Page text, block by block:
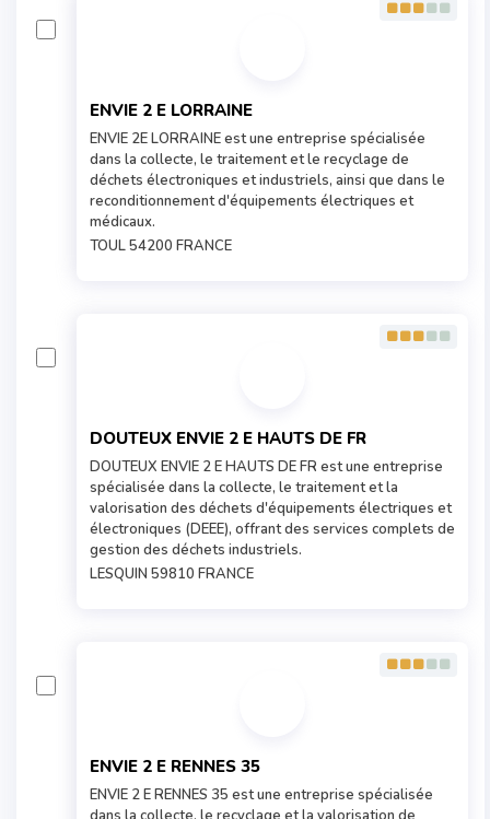
ENVIE 2 E LORRAINE
ENVIE 2E LORRAINE est une entreprise spécialisée
dans la collecte, le traitement et le recyclage de
déchets électroniques et industriels, ainsi que dans le
reconditionnement d'équipements électriques et
médicaux.
TOUL 54200 FRANCE
DOUTEUX ENVIE 2 E HAUTS DE FR
DOUTEUX ENVIE 2 E HAUTS DE FR est une entreprise
spécialisée dans la collecte, le traitement et la
valorisation des déchets d'équipements électriques et
électroniques (DEEE), offrant des services complets de
gestion des déchets industriels.
LESQUIN 59810 FRANCE
ENVIE 2 E RENNES 35
ENVIE 2 E RENNES 35 est une entreprise spécialisée